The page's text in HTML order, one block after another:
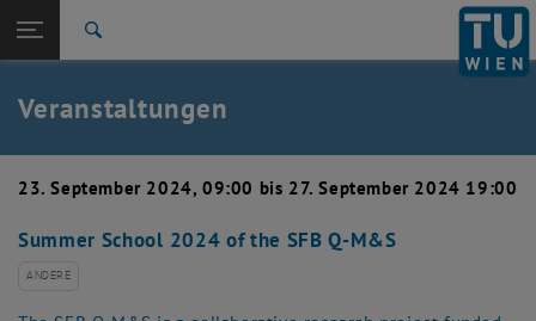
TU Login
Quicklinks
Quicklinks-Menü umschalten
Studium
Karriere
Zurück zur letzten Ebene:
Veranstaltungskalender
Event eintragen
Veranstaltungen
23. September 2024, 09:00 bis 27. September 2024 19:00
Summer School 2024 of the SFB Q-M&S
ANDERE